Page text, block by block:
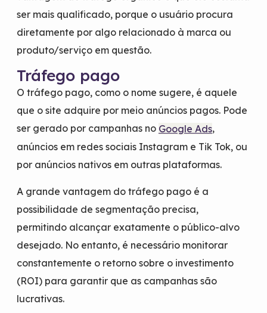
ser mais qualificado, porque o usuário procura
diretamente por algo relacionado à marca ou
produto/serviço em questão.
Tráfego pago
O tráfego pago, como o nome sugere, é aquele
que o site adquire por meio anúncios pagos. Pode
ser gerado por campanhas no Google Ads,
anúncios em redes sociais Instagram e Tik Tok, ou
por anúncios nativos em outras plataformas.
A grande vantagem do tráfego pago é a
possibilidade de segmentação precisa,
permitindo alcançar exatamente o público-alvo
desejado. No entanto, é necessário monitorar
constantemente o retorno sobre o investimento
(ROI) para garantir que as campanhas são
lucrativas.